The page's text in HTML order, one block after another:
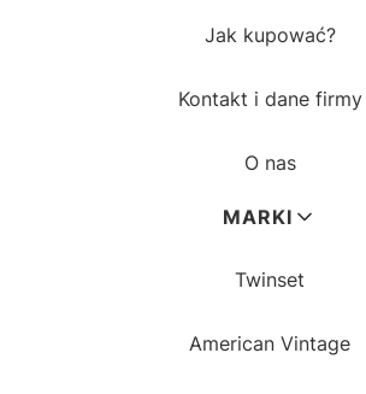
Jak kupować?
Kontakt i dane firmy
O nas
MARKI
Twinset
American Vintage